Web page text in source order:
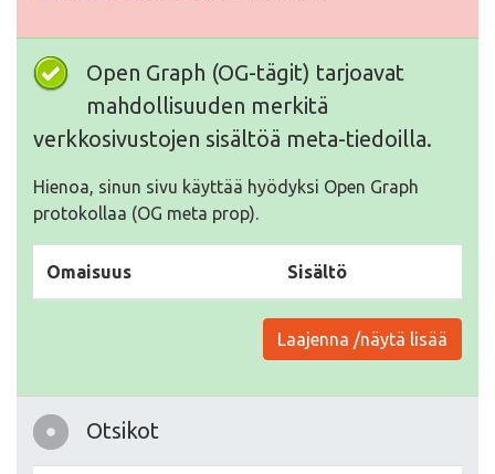
Open Graph (OG-tägit) tarjoavat
mahdollisuuden merkitä
verkkosivustojen sisältöä meta-tiedoilla.
Hienoa, sinun sivu käyttää hyödyksi Open Graph
protokollaa (OG meta prop).
Omaisuus Sisältö
Laajenna /näytä lisää
Otsikot